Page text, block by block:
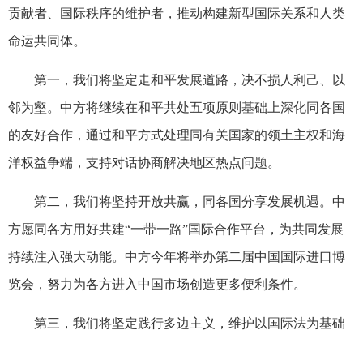
贡献者、国际秩序的维护者，推动构建新型国际关系和人类
命运共同体。
第一，我们将坚定走和平发展道路，决不损人利己、以
邻为壑。中方将继续在和平共处五项原则基础上深化同各国
的友好合作，通过和平方式处理同有关国家的领土主权和海
洋权益争端，支持对话协商解决地区热点问题。
第二，我们将坚持开放共赢，同各国分享发展机遇。中
方愿同各方用好共建“一带一路”国际合作平台，为共同发展
持续注入强大动能。中方今年将举办第二届中国国际进口博
览会，努力为各方进入中国市场创造更多便利条件。
第三，我们将坚定践行多边主义，维护以国际法为基础